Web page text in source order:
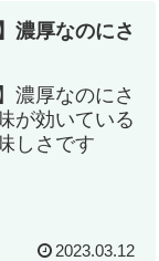
濃厚なのにさ
濃厚なのにさ
が効いている
しさです
2023.03.12